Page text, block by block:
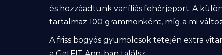
és hozzáadtunk vaníliás fehérjeport. A
tartalmaz 100 grammonként, míg a mi
A friss bogyós gyümölcsök tetején extra
a GetFIT App-ban találsz.